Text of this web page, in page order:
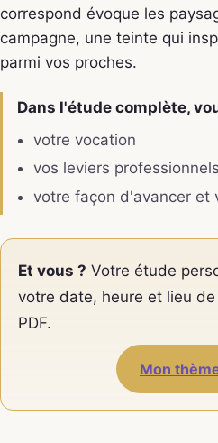
correspond évoque les
campagne, une teinte qui
parmi vos proches.
Dans l'étude complète,
votre vocation
vos leviers professionnels
votre façon d'avancer et
Et vous ? Votre étude
votre date, heure et lieu
PDF.
Mon